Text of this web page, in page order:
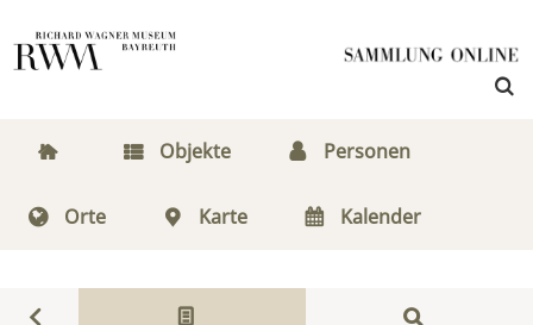
Objekte Personen
Orte Karte Kalender